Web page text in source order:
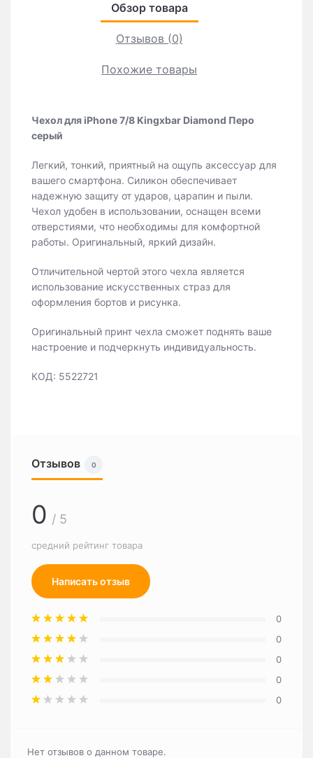
Обзор товара
Отзывов (0)
Похожие товары
Чехол для iPhone 7/8 Kingxbar Diamond Перо
серый
Легкий, тонкий, приятный на ощупь аксессуар для
вашего смартфона. Силикон обеспечивает
надежную защиту от ударов, царапин и пыли.
Чехол удобен в использовании, оснащен всеми
отверстиями, что необходимы для комфортной
работы. Оригинальный, яркий дизайн.
Отличительной чертой этого чехла является
использование искусственных страз для
оформления бортов и рисунка.
Оригинальный принт чехла сможет поднять ваше
настроение и подчеркнуть индивидуальность.
КОД: 5522721
Отзывов 0
0 / 5
средний рейтинг товара
Написать отзыв
0
0
0
0
0
Нет отзывов о данном товаре.